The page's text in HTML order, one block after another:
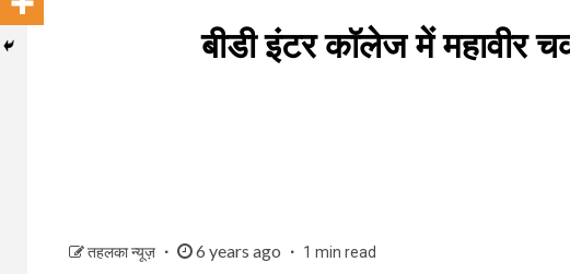
बीडी इंटर कॉलेज में महावीर
तहलका न्यूज़ 6 years ago 1 min read